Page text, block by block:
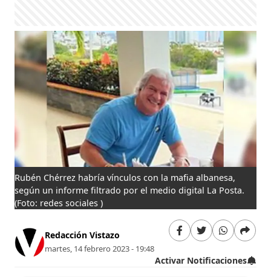
Rubén Chérrez habría vínculos con la mafia albanesa,
según un informe filtrado por el medio digital La Posta.
(Foto: redes sociales )
Redacción Vistazo
martes, 14 febrero 2023 - 19:48
Activar Notificaciones